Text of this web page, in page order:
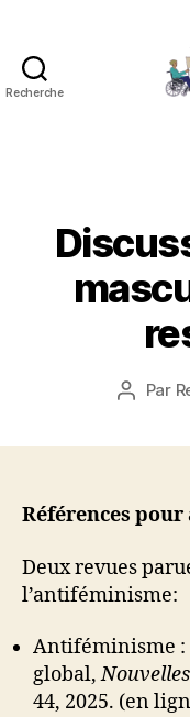
Recherche
Auteur
Par
Références
Deux revues
l’antiféminisme:
Antiféminisme :
global,
44, 2025. (en